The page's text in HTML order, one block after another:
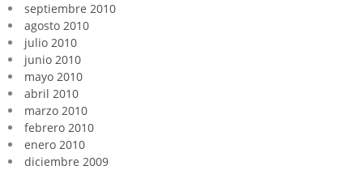
septiembre 2010
agosto 2010
julio 2010
junio 2010
mayo 2010
abril 2010
marzo 2010
febrero 2010
enero 2010
diciembre 2009